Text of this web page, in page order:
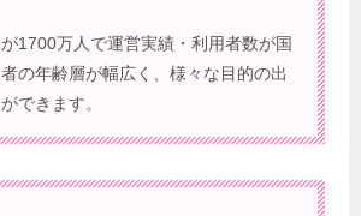
1700万人で運営実績・利用者数が国
の年齢層が幅広く、様々な目的の出
できます。